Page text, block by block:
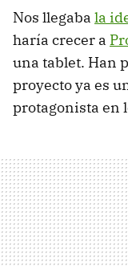
Nos llegaba la
haría crecer a
una tablet. Han
proyecto ya es
protagonista en